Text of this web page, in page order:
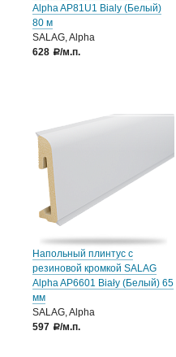
Alpha AP81U1 Bialy (Белый)
80 м
SALAG, Alpha
628
a/м.п.
Напольный плинтус с
резиновой кромкой SALAG
Alpha AP6601 Biały (Белый) 65
мм
SALAG, Alpha
597
a/м.п.